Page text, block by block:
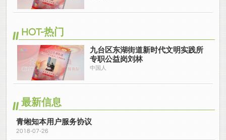
HOT-热门
九台区东湖街道新时代文明实践所
专职公益岗刘林
中国人
最新信息
青缃知本用户服务协议
2018-07-26